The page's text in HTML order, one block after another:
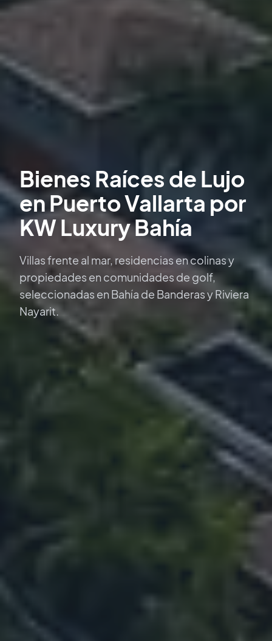
Bienes Raíces de Lujo
en Puerto Vallarta por
KW Luxury Bahía
Villas frente al mar, residencias en colinas y
propiedades en comunidades de golf,
seleccionadas en Bahía de Banderas y Riviera
Nayarit.